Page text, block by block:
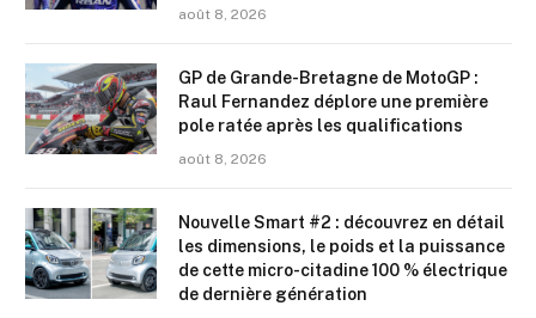
août 8, 2026
GP de Grande-Bretagne de MotoGP :
Raul Fernandez déplore une première
pole ratée après les qualifications
août 8, 2026
Nouvelle Smart #2 : découvrez en détail
les dimensions, le poids et la puissance
de cette micro-citadine 100 % électrique
de dernière génération